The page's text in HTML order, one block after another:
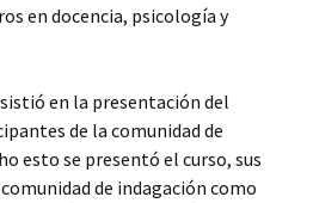
en docencia, psicología y
en la presentación del
de la comunidad de
esto se presentó el curso, sus
de indagación como